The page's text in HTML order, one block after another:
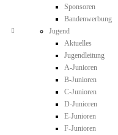
Sponsoren
Bandenwerbung
Jugend
Aktuelles
Jugendleitung
A-Junioren
B-Junioren
C-Junioren
D-Junioren
E-Junioren
F-Junioren